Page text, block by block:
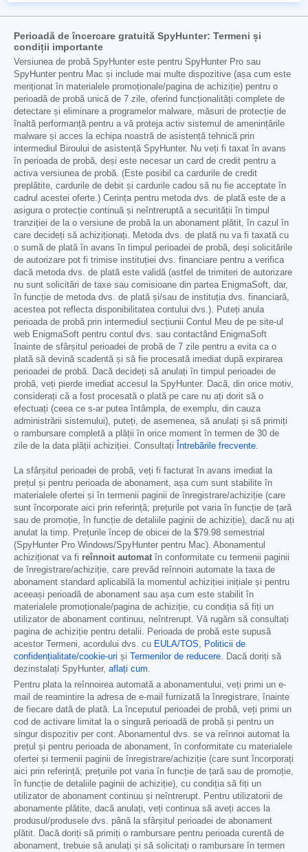
Perioadă de încercare gratuită SpyHunter: Termeni și
condiții importante
Versiunea de probă SpyHunter este pentru SpyHunter Pro sau
SpyHunter pentru Mac și include mai multe dispozitive (așa cum este
menționat în materialele promoționale/pagina de achiziție) pentru o
perioadă de probă unică de 7 zile, oferind funcționalități complete de
detectare și eliminare a programelor malware, măsuri de protecție de
înaltă performanță pentru a vă proteja activ sistemul de amenințările
malware și acces la echipa noastră de asistență tehnică prin
intermediul Biroului de asistență SpyHunter. Nu veți fi taxat în avans
în perioada de probă, deși este necesar un card de credit pentru a
activa versiunea de probă. (Este posibil ca cardurile de credit
preplătite, cardurile de debit și cardurile cadou să nu fie acceptate în
cadrul acestei oferte.) Cerința pentru metoda dvs. de plată este de a
asigura o protecție continuă și neîntreruptă a securității în timpul
tranziției de la o versiune de probă la un abonament plătit, în cazul în
care decideți să achiziționați. Metoda dvs. de plată nu va fi taxată cu
o sumă de plată în avans în timpul perioadei de probă, deși solicitările
de autorizare pot fi trimise instituției dvs. financiare pentru a verifica
dacă metoda dvs. de plată este validă (astfel de trimiteri de autorizare
nu sunt solicitări de taxe sau comisioane din partea EnigmaSoft, dar,
în funcție de metoda dvs. de plată și/sau de instituția dvs. financiară,
acestea pot reflecta disponibilitatea contului dvs.). Puteți anula
perioada de probă prin intermediul secțiunii Contul Meu de pe site-ul
web EnigmaSoft pentru contul dvs. sau contactând EnigmaSoft
înainte de sfârșitul perioadei de probă de 7 zile pentru a evita ca o
plată să devină scadentă și să fie procesată imediat după expirarea
perioadei de probă. Dacă decideți să anulați în timpul perioadei de
probă, veți pierde imediat accesul la SpyHunter. Dacă, din orice motiv,
considerați că a fost procesată o plată pe care nu ați dorit să o
efectuați (ceea ce s-ar putea întâmpla, de exemplu, din cauza
administrării sistemului), puteți, de asemenea, să anulați și să primiți
o rambursare completă a plății în orice moment în termen de 30 de
zile de la data plății achiziției. Consultați
Întrebările frecvente.
La sfârșitul perioadei de probă, veți fi facturat în avans imediat la
prețul și pentru perioada de abonament, așa cum sunt stabilite în
materialele ofertei și în termenii paginii de înregistrare/achiziție (care
sunt încorporate aici prin referință; prețurile pot varia în funcție de țară
sau de promoție, în funcție de detaliile paginii de achiziție), dacă nu ați
anulat la timp. Prețurile încep de obicei de la $79.98 semestrial
(SpyHunter Pro Windows/SpyHunter pentru Mac). Abonamentul
achiziționat va fi reînnoit automat în conformitate cu termenii paginii
de înregistrare/achiziție, care prevăd reînnoiri automate la taxa de
abonament standard aplicabilă la momentul achiziției inițiale și pentru
aceeași perioadă de abonament sau așa cum este stabilit în
materialele promoționale/pagina de achiziție, cu condiția să fiți un
utilizator de abonament continuu, neîntrerupt. Vă rugăm să consultați
pagina de achiziție pentru detalii. Perioada de probă este supusă
acestor Termeni, acordului dvs. cu EULA/TOS, Politicii de
confidențialitate/cookie-uri și Termenilor de reducere. Dacă doriți să
dezinstalați SpyHunter, aflați cum.
Pentru plata la reînnoirea automată a abonamentului, veți primi un e-
mail de reamintire la adresa de e-mail furnizată la înregistrare, înainte
de fiecare dată de plată. La începutul perioadei de probă, veți primi un
cod de activare limitat la o singură perioadă de probă și pentru un
singur dispozitiv per cont. Abonamentul dvs. se va reînnoi automat la
prețul și pentru perioada de abonament, în conformitate cu materialele
ofertei și termenii paginii de înregistrare/achiziție (care sunt încorporați
aici prin referință; prețurile pot varia în funcție de țară sau de promoție,
în funcție de detaliile paginii de achiziție), cu condiția să fiți un
utilizator de abonament continuu și neîntrerupt. Pentru utilizatorii de
abonamente plătite, dacă anulați, veți continua să aveți acces la
produsul/produsele dvs. până la sfârșitul perioadei de abonament
plătit. Dacă doriți să primiți o rambursare pentru perioada curentă de
abonament, trebuie să anulați și să solicitați o rambursare în termen